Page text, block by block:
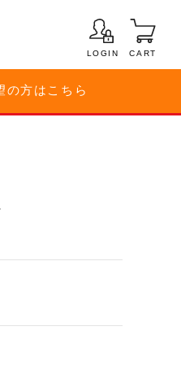
LOGIN CART
の方はこちら